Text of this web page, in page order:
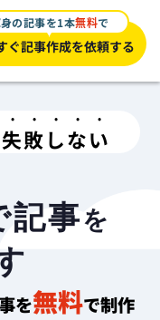
の記事を1本無料で
ぐ記事作成を依頼する
失敗しない
記事を
を無料で制作